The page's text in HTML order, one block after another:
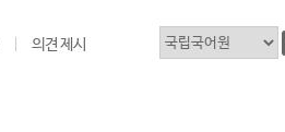
의견 제시